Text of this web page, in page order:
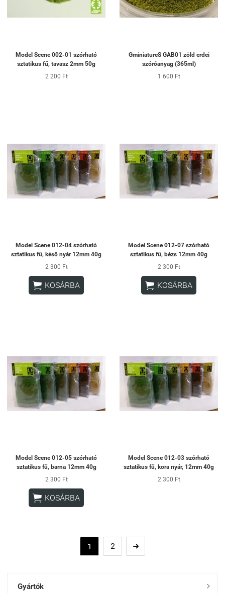
Model Scene 002-01 szórható
sztatikus fű, tavasz 2mm 50g
2 200 Ft
GminiatureS GAB01 zöld erdei
szóróanyag (365ml)
1 600 Ft
Model Scene 012-04 szórható
sztatikus fű, késő nyár 12mm 40g
2 300 Ft
 KOSÁRBA
Model Scene 012-07 szórható
sztatikus fű, bézs 12mm 40g
2 300 Ft
 KOSÁRBA
Model Scene 012-05 szórható
sztatikus fű, barna 12mm 40g
2 300 Ft
 KOSÁRBA
Model Scene 012-03 szórható
sztatikus fű, kora nyár, 12mm 40g
2 300 Ft
1 2 
Gyártók 